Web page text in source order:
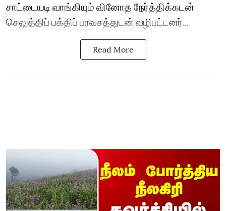
சாட்டையடி வாங்கியும் வினோத நேர்த்திக்கடன்
செலுத்திப் பக்திப் பரவசத்துடன் வழிபட்டனர்...
Read More